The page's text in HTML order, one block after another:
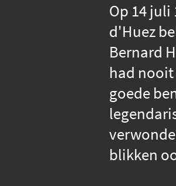
Op 14 juli
d'Huez
Bernard
had nooit
goede
blikken